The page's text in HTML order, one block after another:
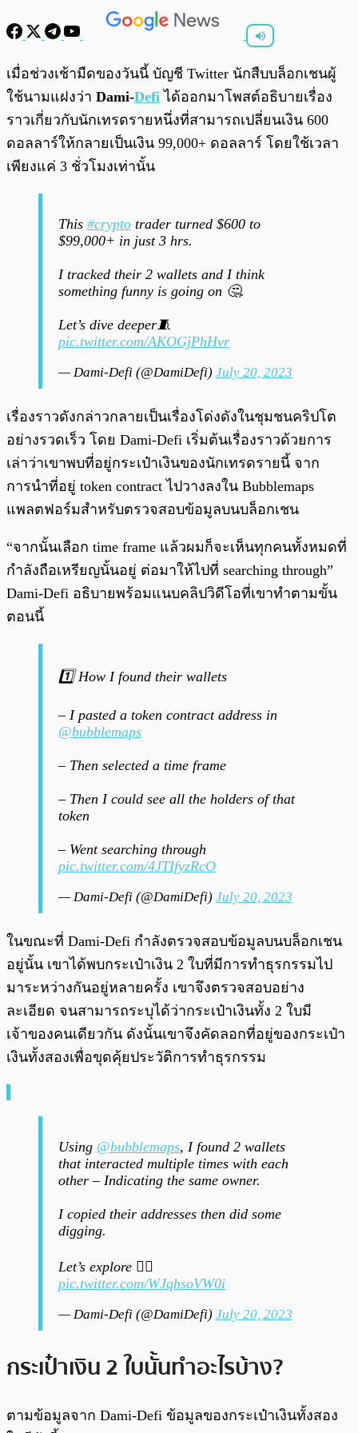
พร้อมเล่น 0:00
เมื่อช่วงเช้ามืดของวันนี้ บัญชี Twitter นักสืบบล็อกเชนผู้
ใช้นามแฝงว่า Dami-Defi ได้ออกมาโพสต์อธิบายเรื่อง
ราวเกี่ยวกับนักเทรดรายหนึ่งที่สามารถเปลี่ยนเงิน 600
ดอลลาร์ให้กลายเป็นเงิน 99,000+ ดอลลาร์ โดยใช้เวลา
เพียงแค่ 3 ชั่วโมงเท่านั้น
This #crypto trader turned $600 to
$99,000+ in just 3 hrs.
I tracked their 2 wallets and I think
something funny is going on 🤔.
Let’s dive deeper🧵
pic.twitter.com/AKOGjPhHvr
— Dami-Defi (@DamiDefi) July 20, 2023
เรื่องราวดังกล่าวกลายเป็นเรื่องโด่งดังในชุมชนคริปโต
อย่างรวดเร็ว โดย Dami-Defi เริ่มต้นเรื่องราวด้วยการ
เล่าว่าเขาพบที่อยู่กระเป๋าเงินของนักเทรดรายนี้ จาก
การนำที่อยู่ token contract ไปวางลงใน Bubblemaps
แพลตฟอร์มสำหรับตรวจสอบข้อมูลบนบล็อกเชน
“จากนั้นเลือก time frame แล้วผมก็จะเห็นทุกคนทั้งหมดที่
กำลังถือเหรียญนั้นอยู่ ต่อมาให้ไปที่ searching through”
Dami-Defi อธิบายพร้อมแนบคลิปวิดีโอที่เขาทำตามขั้น
ตอนนี้
1️⃣ How I found their wallets
– I pasted a token contract address in
@bubblemaps
– Then selected a time frame
– Then I could see all the holders of that
token
– Went searching through
pic.twitter.com/4JTIfyzRcO
— Dami-Defi (@DamiDefi) July 20, 2023
ในขณะที่ Dami-Defi กำลังตรวจสอบข้อมูลบนบล็อกเชน
อยู่นั้น เขาได้พบกระเป๋าเงิน 2 ใบที่มีการทำธุรกรรมไป
มาระหว่างกันอยู่หลายครั้ง เขาจึงตรวจสอบอย่าง
ละเอียด จนสามารถระบุได้ว่ากระเป๋าเงินทั้ง 2 ใบมี
เจ้าของคนเดียวกัน ดังนั้นเขาจึงคัดลอกที่อยู่ของกระเป๋า
เงินทั้งสองเพื่อขุดคุ้ยประวัติการทำธุรกรรม
Using @bubblemaps, I found 2 wallets
that interacted multiple times with each
other – Indicating the same owner.
I copied their addresses then did some
digging.
Let’s explore 👇🏽
pic.twitter.com/WJqhsoVW0i
— Dami-Defi (@DamiDefi) July 20, 2023
กระเป๋าเงิน 2 ใบนั้นทำอะไรบ้าง?
ตามข้อมูลจาก Dami-Defi ข้อมูลของกระเป๋าเงินทั้งสอง